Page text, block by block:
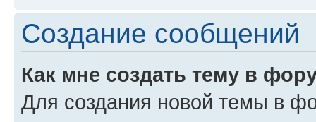
Создание сообщений
Как мне создать тему в
Для создания новой темы в